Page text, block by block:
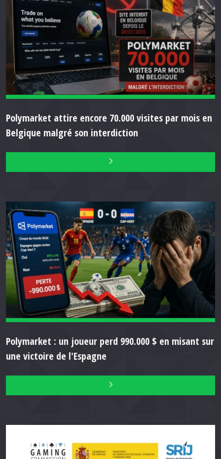
Polymarket attire encore 70.000 visites par mois en
Belgique malgré son interdiction
Polymarket : un joueur perd 990.000 $ en misant sur
une victoire de l'Espagne